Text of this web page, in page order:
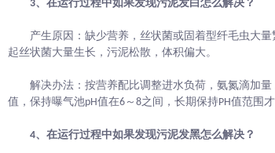
3、在运行过程中如果发现污泥发白怎么解决？
产生原因：缺少营养，丝状菌或固着型纤毛虫大量
起丝状菌大量生长，污泥松散，体积偏大。
解决办法：按营养配比调整进水负荷，氨氮滴加
值，保持曝气池pH值在6～8之间，长期保持PH值范围
4、在运行过程中如果发现污泥发黑怎么解决？